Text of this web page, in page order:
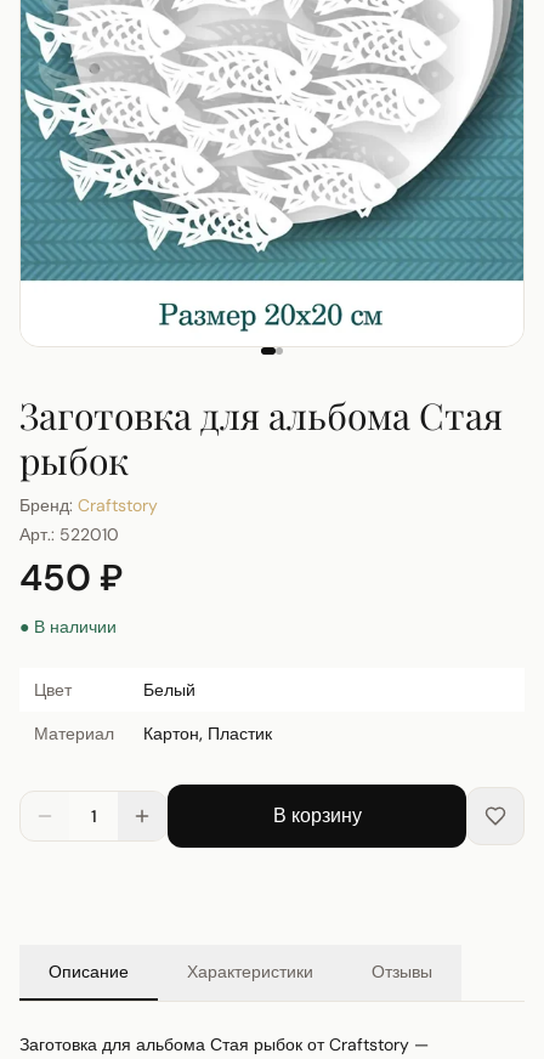
Заготовка для альбома Стая
рыбок
Бренд: Craftstory
Арт.: 522010
450 ₽
● В наличии
Цвет
Белый
Материал
Картон, Пластик
1 В корзину
Описание Характеристики Отзывы
Заготовка для альбома Стая рыбок от Craftstory —